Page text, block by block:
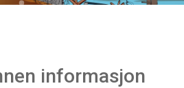
informasjon